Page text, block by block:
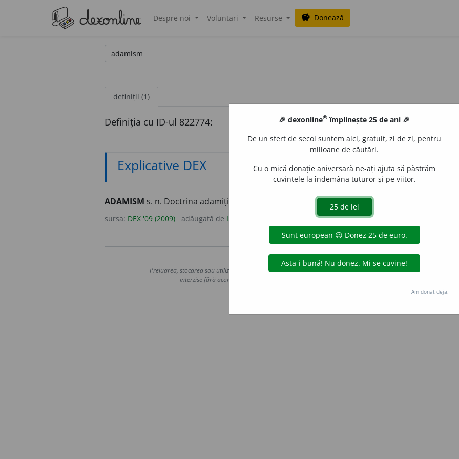
Despre noi Voluntari Resurse savings Donează
definiții (1)
Definiția cu ID-ul 822774:
Explicative DEX
ADAMISM s. n. Doctrina adamiților. – Din adamisme.
sursa: DEX '09 (2009) adăugată de LauraGellner
Copyright © 2004-2026 dexonline (https://dexonline.ro)
Preluarea, stocarea sau utilizarea datelor de pe acest site, inclusiv prin orice metode de extragere automată
interzise fără acordul nostru prealabil scris, cu excepția seturilor de date oferite oficial spre utilizare
Hosterion
🎉 dexonline® împlinește 25 de ani 🎉
De un sfert de secol suntem aici, gratuit, zi de zi, pentru
milioane de căutări.
Cu o mică donație aniversară ne-ați ajuta să păstrăm
cuvintele la îndemâna tuturor și pe viitor.
Am donat deja.